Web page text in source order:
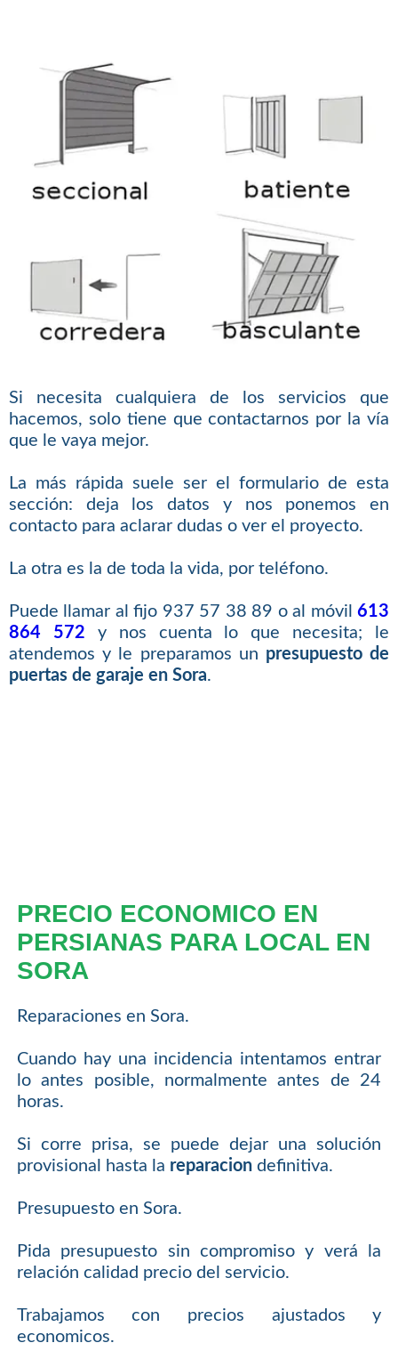
Si necesita cualquiera de los servicios que
hacemos, solo tiene que contactarnos por la vía
que le vaya mejor.
La más rápida suele ser el formulario de esta
sección: deja los datos y nos ponemos en
contacto para aclarar dudas o ver el proyecto.
La otra es la de toda la vida, por teléfono.
Puede llamar al fijo 937 57 38 89 o al móvil613
864 572 y nos cuenta lo que necesita; le
atendemos y le preparamos un presupuesto de
puertas de garaje en Sora.
PRECIO ECONOMICO EN
PERSIANAS PARA LOCAL EN
SORA
Reparaciones en Sora.
Cuando hay una incidencia intentamos entrar
lo antes posible, normalmente antes de 24
horas.
Si corre prisa, se puede dejar una solución
provisional hasta la reparaciondefinitiva.
Presupuesto en Sora.
Pida presupuesto sin compromiso y verá la
relación calidad precio del servicio.
Trabajamos con precios ajustados y
economicos.